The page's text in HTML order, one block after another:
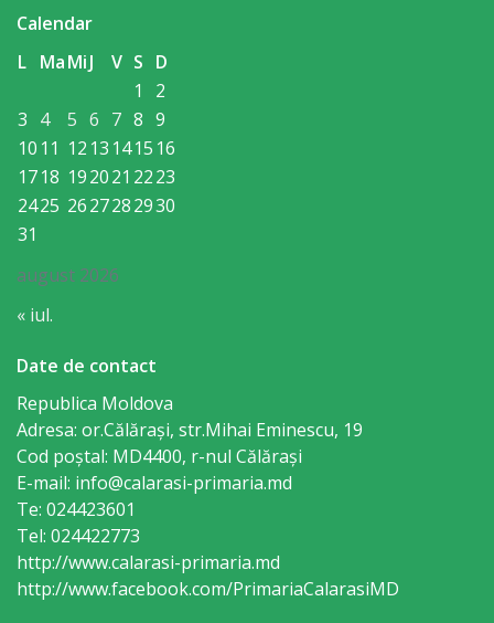
specialitate
Regulamentul
Consiliului
Dispoziții
de
Deciziile
Consiliului
Consiliul
de
tineret
Activitatea
Calendar
august 2026
L MaMiJ V S D
1
2
3 4 5 6 7 8 9
10 11 12 13 1415 16
1718 192021 2223
2425 2627282930
31
« iul.
Date de contact
Republica Moldova
Adresa: or.Călăraşi, str.Mihai Eminescu, 19
Cod poștal: MD4400, r-nul Călăraşi
E-mail: info@calarasi-primaria.md
Te: 024423601
Tel: 024422773
http://www.calarasi-primaria.md
http://www.facebook.com/PrimariaCalarasiMD